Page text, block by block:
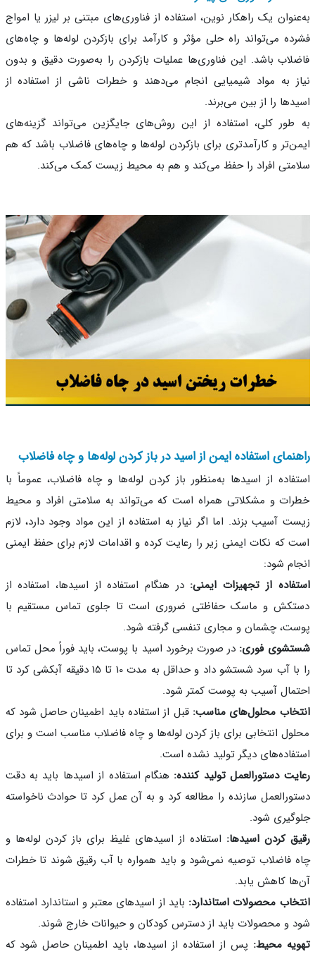
یک راهکار نوین، استفاده از فناوری‌های مبتنی بر لیزر یا امواج
می‌تواند راه حلی مؤثر و کارآمد برای بازکردن لوله‌ها و چاه‌های
باشد. این فناوری‌ها عملیات بازکردن را به‌صورت دقیق و بدون
به مواد شیمیایی انجام می‌دهند و خطرات ناشی از استفاده از
را از بین می‌برند.
کلی، استفاده از این روش‌های جایگزین می‌تواند گزینه‌های
و کارآمدتری برای بازکردن لوله‌ها و چاه‌های فاضلاب باشد که هم
افراد را حفظ می‌کند و هم به محیط زیست کمک می‌کند.
استفاده ایمن از اسید در باز کردن لوله‌ها و چاه فاضلاب
از اسیدها به‌منظور باز کردن لوله‌ها و چاه فاضلاب، عموماً با
و مشکلاتی همراه است که می‌تواند به سلامتی افراد و محیط
آسیب بزند. اما اگر نیاز به استفاده از این مواد وجود دارد، لازم
که نکات ایمنی زیر را رعایت کرده و اقدامات لازم برای حفظ ایمنی
شود:
از تجهیزات ایمنی:در هنگام استفاده از اسیدها، استفاده از
و ماسک حفاظتی ضروری است تا جلوی تماس مستقیم با
چشمان و مجاری تنفسی گرفته شود.
فوری:در صورت برخورد اسید با پوست، باید فوراً محل تماس
را با آب سرد شستشو داد و حداقل به مدت 10 تا 15 دقیقه آبکشی کرد تا
آسیب به پوست کمتر شود.
محلول‌های مناسب:قبل از استفاده باید اطمینان حاصل شود که
انتخابی برای باز کردن لوله‌ها و چاه فاضلاب مناسب است و برای
دیگر تولید نشده است.
دستورالعمل تولید کننده:هنگام استفاده از اسیدها باید به دقت
سازنده را مطالعه کرد و به آن عمل کرد تا حوادث ناخواسته
شود.
کردن اسیدها:استفاده از اسیدهای غلیظ برای باز کردن لوله‌ها و
فاضلاب توصیه نمی‌شود و باید همواره با آب رقیق شوند تا خطرات
کاهش یابد.
محصولات استاندارد:باید از اسیدهای معتبر و استاندارد استفاده
و محصولات باید از دسترس کودکان و حیوانات خارج شوند.
محیط:پس از استفاده از اسیدها، باید اطمینان حاصل شود که